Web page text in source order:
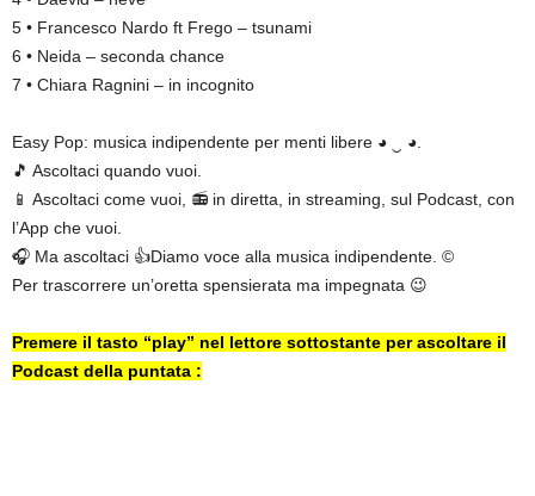
5 • Francesco Nardo ft Frego – tsunami
6 • Neida – seconda chance
7 • Chiara Ragnini – in incognito
Easy Pop: musica indipendente per menti libere ◕ ‿ ◕.
🎵 Ascoltaci quando vuoi.
📱 Ascoltaci come vuoi, 📻 in diretta, in streaming, sul Podcast, con
l’App che vuoi.
🎧 Ma ascoltaci 👍Diamo voce alla musica indipendente. ©
Per trascorrere un’oretta spensierata ma impegnata 😉
Premere il tasto “play” nel lettore sottostante per ascoltare il
Podcast della puntata :